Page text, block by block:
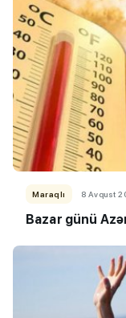
Maraqlı 8 Avqust
Bazar günü